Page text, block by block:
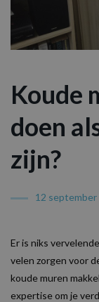
Koude
doen
zijn?
12 september
Er is niks
velen zorgen voor
koude muren
expertise om je